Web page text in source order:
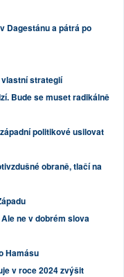
Dagestánu a pátrá po
vlastní strategií
Bude se muset radikálně
politikové usilovat
obraně, tlačí na
ne v dobrém slova
Hamásu
v roce 2024 zvýšit